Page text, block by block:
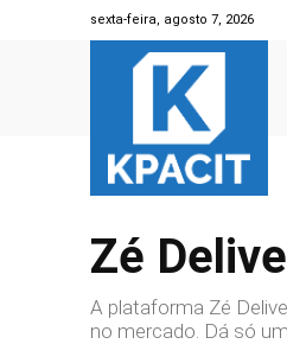
sexta-feira, agosto 7, 2026
Zé
A plataforma Zé
no mercado. Dá só